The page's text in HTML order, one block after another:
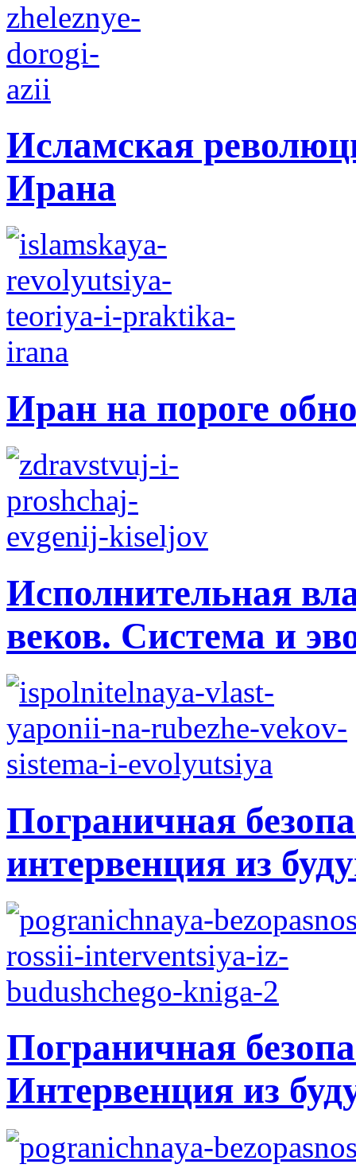
Исламская
Ирана
Иран на пороге
Исполнительная
веков. Система и
Пограничная
интервенция из
Пограничная
Интервенция из